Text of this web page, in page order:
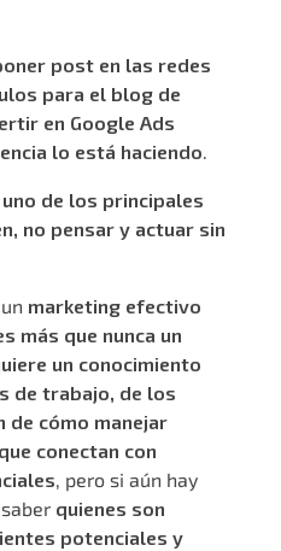
post en las redes
para el blog de
en Google Ads
lo está haciendo.
uno de los principales
no pensar y actuar sin
marketing efectivo
más que nunca un
un conocimiento
de trabajo, de los
de cómo manejar
conectan con
, pero si aún hay
quienes son
potenciales y